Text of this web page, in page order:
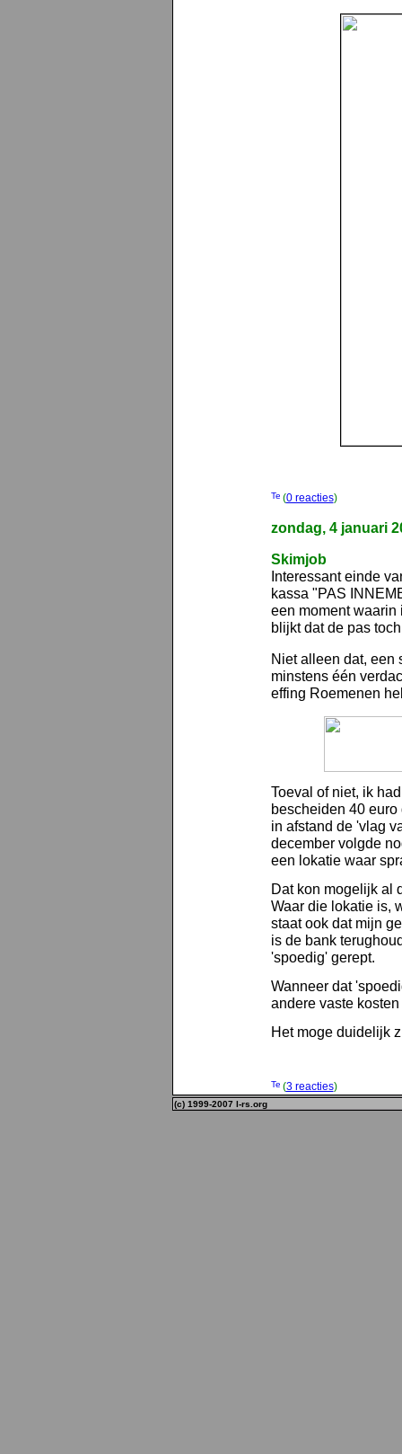
(0 reacties)
zondag, 4 januari
Skimjob
Interessant einde
kassa "PAS
een moment waarin
blijkt dat de pas
Niet alleen dat, een
minstens één
effing Roemenen
Toeval of niet, ik
bescheiden 40
in afstand de 'vlag
december volgde
een lokatie waar
Dat kon mogelijk al
Waar die lokatie is,
staat ook dat mijn
is de bank
'spoedig' gerept.
Wanneer dat
andere vaste
Het moge duidelijk
(3 reacties)
(c) 1999-2007 l-rs.org